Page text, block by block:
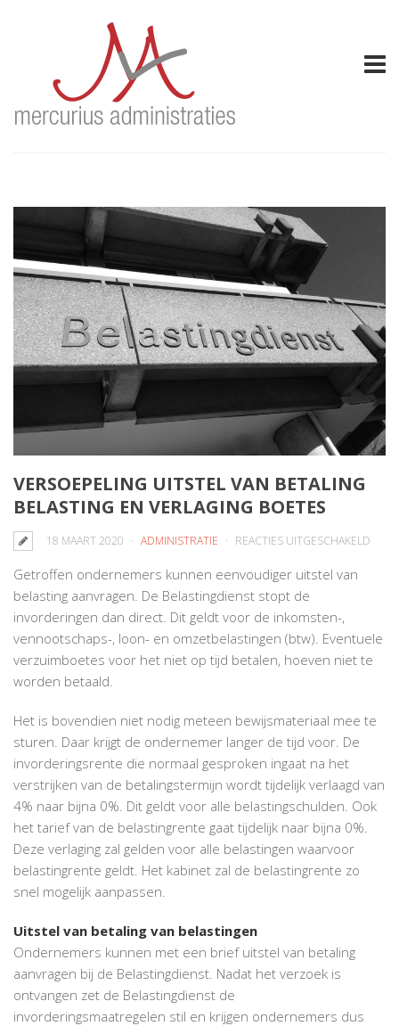
VERSOEPELING UITSTEL VAN BETALING
BELASTING EN VERLAGING BOETES
18 MAART 2020 ADMINISTRATIE REACTIES UITGESCHAKELD
EN
Getroffen ondernemers kunnen eenvoudiger uitstel van
belasting aanvragen. De Belastingdienst stopt de
invorderingen dan direct. Dit geldt voor de inkomsten-,
vennootschaps-, loon- en omzetbelastingen (btw). Eventuele
verzuimboetes voor het niet op tijd betalen, hoeven niet te
worden betaald.
Het is bovendien niet nodig meteen bewijsmateriaal mee te
sturen. Daar krijgt de ondernemer langer de tijd voor. De
invorderingsrente die normaal gesproken ingaat na het
verstrijken van de betalingstermijn wordt tijdelijk verlaagd van
4% naar bijna 0%. Dit geldt voor alle belastingschulden. Ook
het tarief van de belastingrente gaat tijdelijk naar bijna 0%.
Deze verlaging zal gelden voor alle belastingen waarvoor
belastingrente geldt. Het kabinet zal de belastingrente zo
snel mogelijk aanpassen.
Uitstel van betaling van belastingen
Ondernemers kunnen met een brief uitstel van betaling
aanvragen bij de Belastingdienst. Nadat het verzoek is
ontvangen zet de Belastingdienst de
invorderingsmaatregelen stil en krijgen ondernemers dus